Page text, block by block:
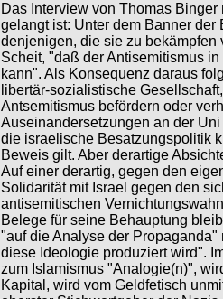
Das Interview von Thomas
gelangt ist: Unter dem Banner
denjenigen, die sie zu
Scheit, "daß der Antisemitismus
kann". Als Konsequenz daraus
libertär-sozialistische
Antsemitismus befördern oder
Auseinandersetzungen an der
die israelische Besatzungspolitik
Beweis gilt. Aber derartige
Auf einer derartig, gegen den
Solidarität mit Israel gegen den
antisemitischen
Belege für seine Behauptung
"auf die Analyse der
diese Ideologie produziert wird".
zum Islamismus "Analogie(n)",
Kapital, wird vom Geldfetisch